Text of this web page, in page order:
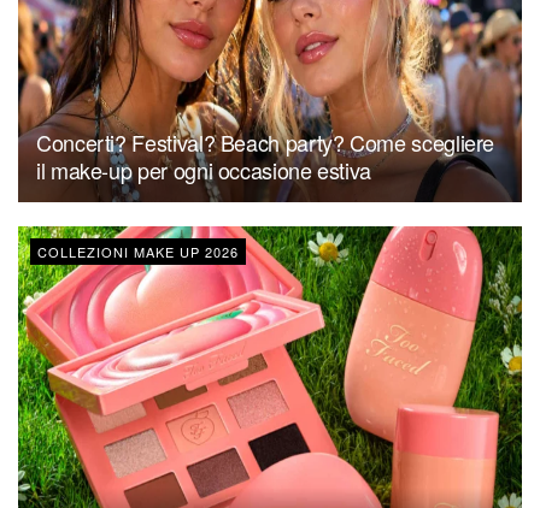
Concerti? Festival? Beach party? Come scegliere
il make-up per ogni occasione estiva
COLLEZIONI MAKE UP 2026